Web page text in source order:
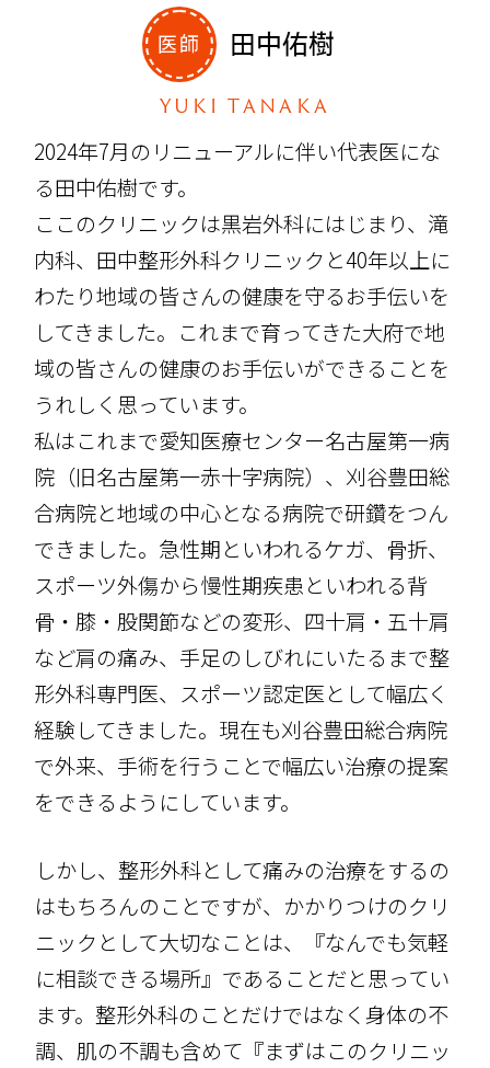
医師 田中佑樹
YUKI TANAKA
2024年7月のリニューアルに伴い代表医にな
る田中佑樹です。
ここのクリニックは黒岩外科にはじまり、滝
内科、田中整形外科クリニックと40年以上に
わたり地域の皆さんの健康を守るお手伝いを
してきました。これまで育ってきた大府で地
域の皆さんの健康のお手伝いができることを
うれしく思っています。
私はこれまで愛知医療センター名古屋第一病
院（旧名古屋第一赤十字病院）、刈谷豊田総
合病院と地域の中心となる病院で研鑽をつん
できました。急性期といわれるケガ、骨折、
スポーツ外傷から慢性期疾患といわれる背
骨・膝・股関節などの変形、四十肩・五十肩
など肩の痛み、手足のしびれにいたるまで整
形外科専門医、スポーツ認定医として幅広く
経験してきました。現在も刈谷豊田総合病院
で外来、手術を行うことで幅広い治療の提案
をできるようにしています。
しかし、整形外科として痛みの治療をするの
はもちろんのことですが、かかりつけのクリ
ニックとして大切なことは、『なんでも気軽
に相談できる場所』であることだと思ってい
ます。整形外科のことだけではなく身体の不
調、肌の不調も含めて『まずはこのクリニッ